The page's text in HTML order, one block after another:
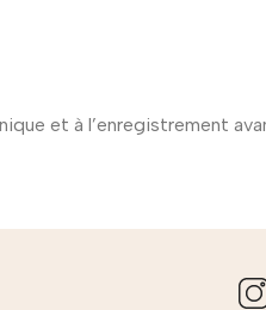
et à l’enregistrement